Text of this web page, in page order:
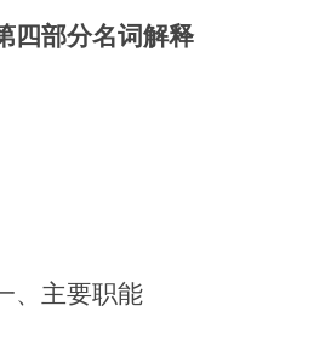
四部分名词解释
、主要职能